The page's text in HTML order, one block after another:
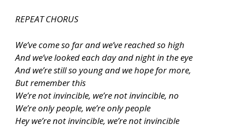
REPEAT CHORUS
We’ve come so far and we’ve reached so high
And we’ve looked each day and night in the eye
And we’re still so young and we hope for more,
But remember this
We’re not invincible, we’re not invincible, no
We’re only people, we’re only people
Hey we’re not invincible, we’re not invincible